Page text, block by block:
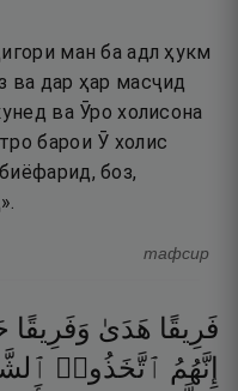
ман ба адл ҳукм
ва дар ҳар масҷид
ва Ӯро холисона
барои Ӯ холис
боз,
тафсир
فَرِيقًا هَدَىٰ وَفَرِيقًا
إِنَّهُمُ ٱتَّخَذُوا۟